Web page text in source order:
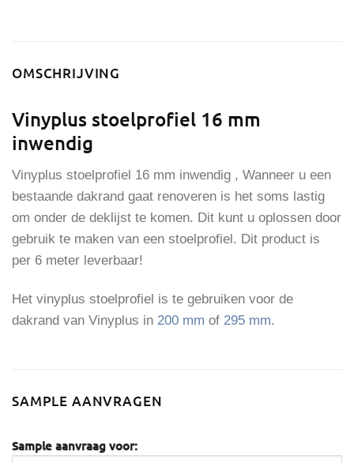
OMSCHRIJVING
Vinyplus stoelprofiel 16 mm
inwendig
Vinyplus stoelprofiel 16 mm inwendig , Wanneer u een
bestaande dakrand gaat renoveren is het soms lastig
om onder de deklijst te komen. Dit kunt u oplossen door
gebruik te maken van een stoelprofiel. Dit product is
per 6 meter leverbaar!
Het vinyplus stoelprofiel is te gebruiken voor de
dakrand van Vinyplus in 200 mm of 295 mm.
SAMPLE AANVRAGEN
Sample aanvraag voor: